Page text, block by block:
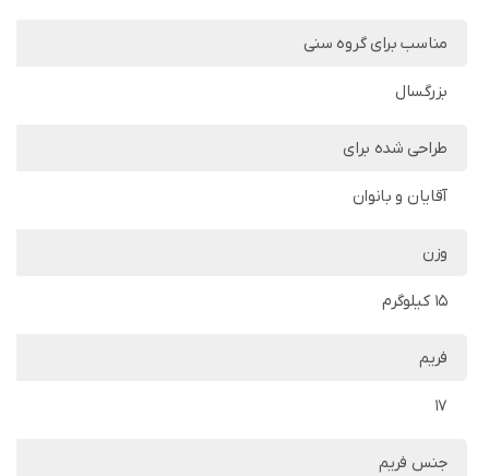
مناسب برای گروه سنی
بزرگسال
طراحی شده برای
آقایان و بانوان
وزن
15 کیلوگرم
فریم
17
جنس فریم